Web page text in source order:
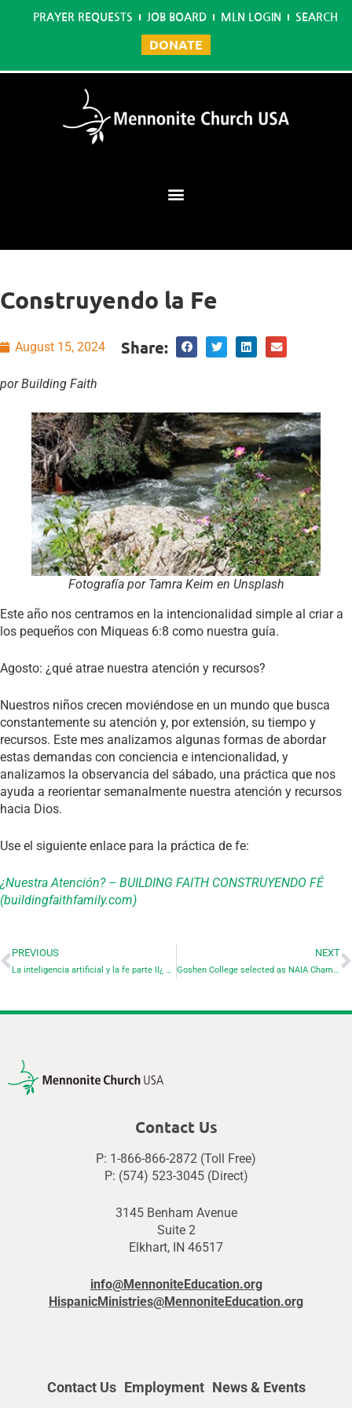
PRAYER REQUESTS JOB BOARD MLN LOGIN SEARCH
DONATE
Construyendo la Fe
August 15, 2024 Share:
por Building Faith
Fotografía por Tamra Keim en Unsplash
Este año nos centramos en la intencionalidad simple al criar a
los pequeños con Miqueas 6:8 como nuestra guía.
Agosto: ¿qué atrae nuestra atención y recursos?
Nuestros niños crecen moviéndose en un mundo que busca
constantemente su atención y, por extensión, su tiempo y
recursos. Este mes analizamos algunas formas de abordar
estas demandas con conciencia e intencionalidad, y
analizamos la observancia del sábado, una práctica que nos
ayuda a reorientar semanalmente nuestra atención y recursos
hacia Dios.
Use el siguiente enlace para la práctica de fe:
¿Nuestra Atención? – BUILDING FAITH CONSTRUYENDO FÉ
(buildingfaithfamily.com)
PREVIOUS
La inteligencia artificial y la fe parte II¿ Llegó el transhumanismo a la iglesia?
NEXT
Goshen College selected as NAIA Champions of Character Five-Star Award winner for 22nd straight year
Contact Us
P: 1-866-866-2872 (Toll Free)
P: (574) 523-3045 (Direct)
3145 Benham Avenue
Suite 2
Elkhart, IN 46517
info@MennoniteEducation.org
HispanicMinistries@MennoniteEducation.org
Contact Us Employment News & Events